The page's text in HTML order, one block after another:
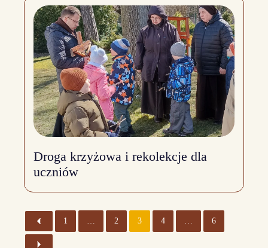
Droga krzyżowa i rekolekcje dla
uczniów
1 … 2 3 4 … 6